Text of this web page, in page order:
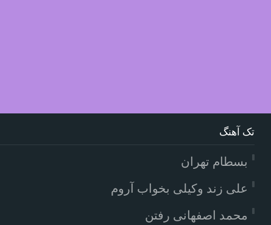
تک آهنگ
بسطام تهران
علی زند وکیلی بخواب آروم
محمد اصفهانی رفتن